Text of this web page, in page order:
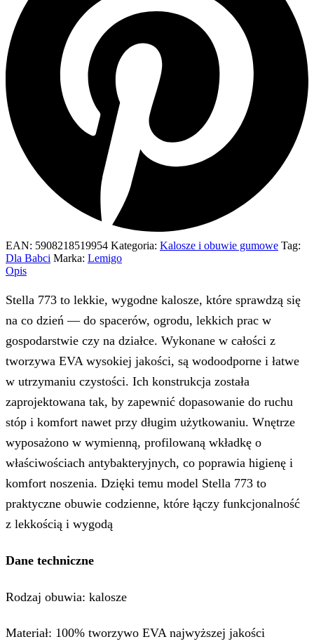
EAN: 5908218519954 Kategoria: Kalosze i obuwie gumowe Tag:
Dla Babci Marka: Lemigo
Opis
Stella 773 to lekkie, wygodne kalosze, które sprawdzą się
na co dzień — do spacerów, ogrodu, lekkich prac w
gospodarstwie czy na działce. Wykonane w całości z
tworzywa EVA wysokiej jakości, są wodoodporne i łatwe
w utrzymaniu czystości. Ich konstrukcja została
zaprojektowana tak, by zapewnić dopasowanie do ruchu
stóp i komfort nawet przy długim użytkowaniu. Wnętrze
wyposażono w wymienną, profilowaną wkładkę o
właściwościach antybakteryjnych, co poprawia higienę i
komfort noszenia. Dzięki temu model Stella 773 to
praktyczne obuwie codzienne, które łączy funkcjonalność
z lekkością i wygodą
Dane techniczne
Rodzaj obuwia: kalosze
Materiał: 100% tworzywo EVA najwyższej jakości